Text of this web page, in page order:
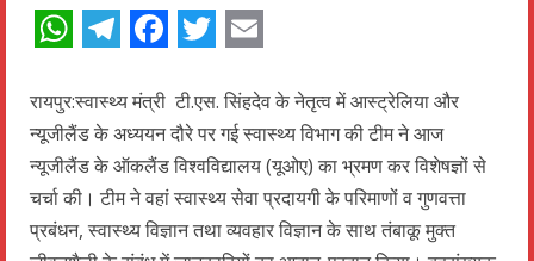
रायपुर:स्वास्थ्य मंत्री टी.एस. सिंहदेव के नेतृत्व में आस्ट्रेलिया और
न्यूजीलैंड के अध्ययन दौरे पर गई स्वास्थ्य विभाग की टीम ने आज
न्यूजीलैंड के ऑकलैंड विश्वविद्यालय (यूओए) का भ्रमण कर विशेषज्ञों से
चर्चा की। टीम ने वहां स्वास्थ्य सेवा प्रदायगी के परिमाणों व गुणवत्ता
प्रबंधन, स्वास्थ्य विज्ञान तथा व्यवहार विज्ञान के साथ तंबाकू मुक्त